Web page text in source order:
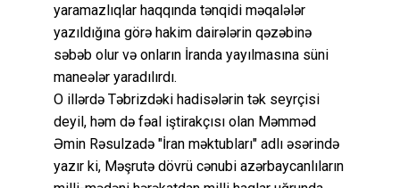
yaramazlıqlar haqqında tənqidi məqalələr
yazıldığına görə hakim dairələrin qəzəbinə
səbəb olur və onların İranda yayılmasına süni
maneələr yaradılırdı.
O illərdə Təbrizdəki hadisələrin tək seyrçisi
deyil, həm də fəal iştirakçısı olan Məmməd
Əmin Rəsulzadə "İran məktubları" adlı əsərində
yazır ki, Məşrutə dövrü cənubi azərbaycanlıların